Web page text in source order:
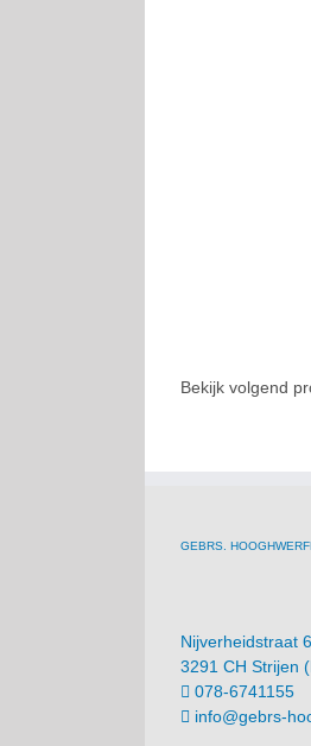
Bekijk volgend
GEBRS.
Nijverheidstraat 6
3291 CH Strijen
078-6741155
info@gebrs-